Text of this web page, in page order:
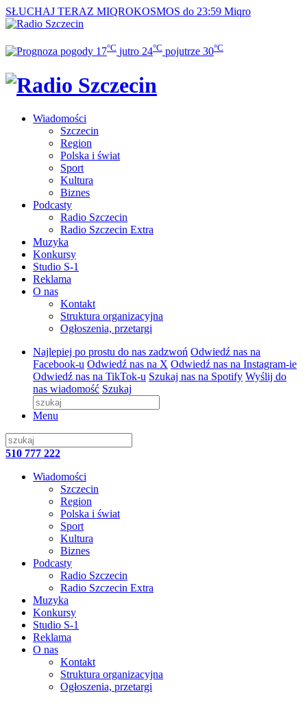
SŁUCHAJ TERAZ MIQROKOSMOS do 23:59 Miqro
17°C jutro 24°C pojutrze 30°C
Wiadomości
Szczecin
Region
Polska i świat
Sport
Kultura
Biznes
Podcasty
Radio Szczecin
Radio Szczecin Extra
Muzyka
Konkursy
Studio S-1
Reklama
O nas
Kontakt
Struktura organizacyjna
Ogłoszenia, przetargi
Najlepiej po prostu do nas zadzwoń Odwiedź nas na
Facebook-u Odwiedź nas na X Odwiedź nas na Instagram-ie
Odwiedź nas na TikTok-u Szukaj nas na Spotify Wyślij do
nas wiadomość Szukaj
Menu
510 777 222
Wiadomości
Szczecin
Region
Polska i świat
Sport
Kultura
Biznes
Podcasty
Radio Szczecin
Radio Szczecin Extra
Muzyka
Konkursy
Studio S-1
Reklama
O nas
Kontakt
Struktura organizacyjna
Ogłoszenia, przetargi